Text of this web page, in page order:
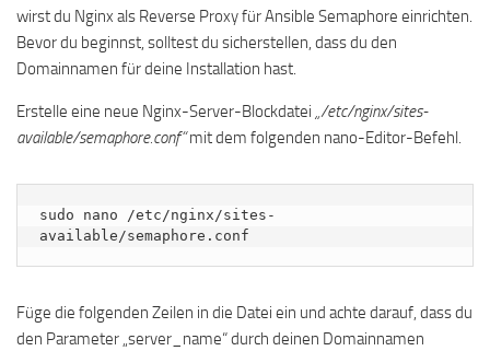
wirst du Nginx als Reverse Proxy für Ansible Semaphore einrichten.
Bevor du beginnst, solltest du sicherstellen, dass du den
Domainnamen für deine Installation hast.
Erstelle eine neue Nginx-Server-Blockdatei „/etc/nginx/sites-
available/semaphore.conf“mit dem folgenden nano-Editor-Befehl.
sudo nano /etc/nginx/sites-
available/semaphore.conf
Füge die folgenden Zeilen in die Datei ein und achte darauf, dass du
den Parameter „server_name“ durch deinen Domainnamen